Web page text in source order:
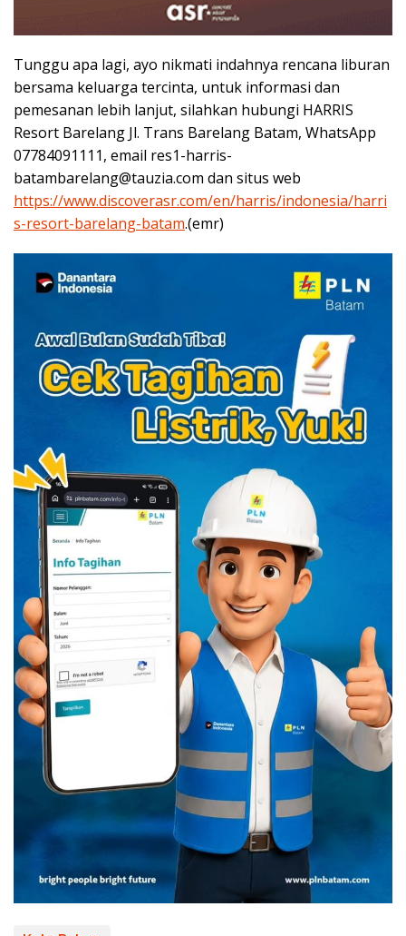
Tunggu apa lagi, ayo nikmati indahnya rencana liburan
bersama keluarga tercinta, untuk informasi dan
pemesanan lebih lanjut, silahkan hubungi HARRIS
Resort Barelang Jl. Trans Barelang Batam, WhatsApp
07784091111, email res1-harris-
batambarelang@tauzia.com dan situs web
https://www.discoverasr.com/en/harris/indonesia/harri
s-resort-barelang-batam.(emr)